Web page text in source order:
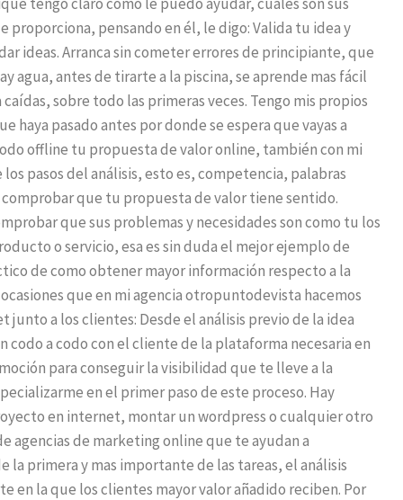
proporciona, pensando en él, le digo: Valida tu idea y
ideas. Arranca sin cometer errores de principiante, que
agua, antes de tirarte a la piscina, se aprende mas fácil
sobre todo las primeras veces. Tengo mis propios
haya pasado antes por donde se espera que vayas a
offline tu propuesta de valor online, también con mi
pasos del análisis, esto es, competencia, palabras
que tu propuesta de valor tiene sentido.
que sus problemas y necesidades son como tu los
o servicio, esa es sin duda el mejor ejemplo de
de como obtener mayor información respecto a la
que en mi agencia otropuntodevista hacemos
a los clientes: Desde el análisis previo de la idea
a codo con el cliente de la plataforma necesaria en
para conseguir la visibilidad que te lleve a la
en el primer paso de este proceso. Hay
en internet, montar un wordpress o cualquier otro
agencias de marketing online que te ayudan a
primera y mas importante de las tareas, el análisis
en la que los clientes mayor valor añadido reciben. Por